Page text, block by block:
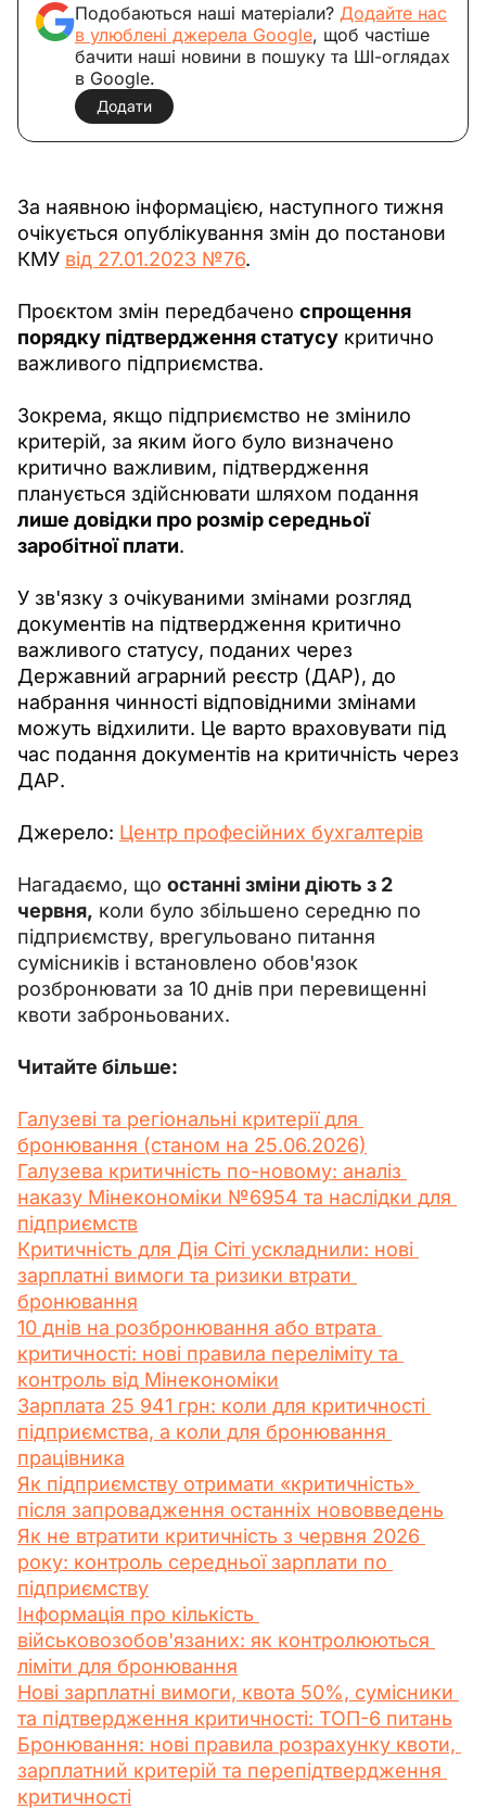
Подобаються наші матеріали? Додайте нас
в улюблені джерела Google, щоб частіше
бачити наші новини в пошуку та ШІ-оглядах
в Google.
Додати
За наявною інформацією, наступного тижня
очікується опублікування змін до постанови
КМУ від 27.01.2023 №76.
Проєктом змін передбачено спрощення
порядку підтвердження статусу критично
важливого підприємства.
Зокрема, якщо підприємство не змінило
критерій, за яким його було визначено
критично важливим, підтвердження
планується здійснювати шляхом подання
лише довідки про розмір середньої
заробітної плати.
У зв'язку з очікуваними змінами розгляд
документів на підтвердження критично
важливого статусу, поданих через
Державний аграрний реєстр (ДАР), до
набрання чинності відповідними змінами
можуть відхилити. Це варто враховувати під
час подання документів на критичність через
ДАР.
Джерело: Центр професійних бухгалтерів
Нагадаємо, що останні зміни діють з 2
червня, коли було збільшено середню по
підприємству, врегульовано питання
сумісників і встановлено обов'язок
розбронювати за 10 днів при перевищенні
квоти заброньованих.
Читайте більше:
Галузеві та регіональні критерії для
бронювання (станом на 25.06.2026)
Галузева критичність по-новому: аналіз
наказу Мінекономіки №6954 та наслідки для
підприємств
Критичність для Дія Сіті ускладнили: нові
зарплатні вимоги та ризики втрати
бронювання
10 днів на розбронювання або втрата
критичності: нові правила переліміту та
контроль від Мінекономіки
Зарплата 25 941 грн: коли для критичності
підприємства, а коли для бронювання
працівника
Як підприємству отримати «критичність»
після запровадження останніх нововведень
Як не втратити критичність з червня 2026
року: контроль середньої зарплати по
підприємству
Інформація про кількість
військовозобов'язаних: як контролюються
ліміти для бронювання
Нові зарплатні вимоги, квота 50%, сумісники
та підтвердження критичності: ТОП-6 питань
Бронювання: нові правила розрахунку квоти,
зарплатний критерій та перепідтвердження
критичності